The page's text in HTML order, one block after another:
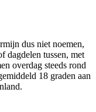
dus niet noemen,
dagdelen tussen, met
overdag steeds rond
18 graden aan